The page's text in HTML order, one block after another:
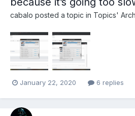
cabalo posted a topic in Topics'
January 22, 2020 6 replies